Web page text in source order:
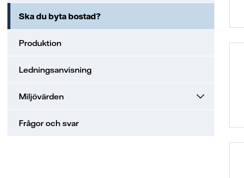
Ska du byta bostad?
Produktion
Ledningsanvisning
Miljövärden
Frågor och svar